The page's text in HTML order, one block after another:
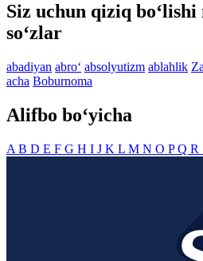
Siz uchun qiziq
so‘zlar
abadiyan abro‘ absolyutizm ablahlik
acha Boburnoma
Alifbo bo‘yicha
A B D E F G H I J K L M N O PQ R